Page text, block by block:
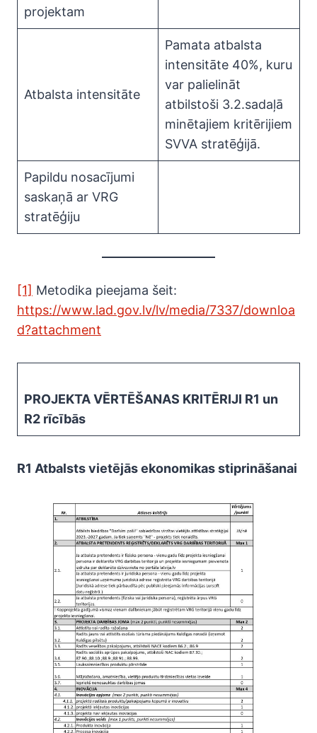
projektam
Atbalsta intensitāte
Pamata atbalsta
intensitāte 40%, kuru
var palielināt
atbilstoši 3.2.sadaļā
minētajiem kritērijiem
SVVA stratēģijā.
Papildu nosacījumi
saskaņā ar VRG
stratēģiju
[1] Metodika pieejama šeit:
https://www.lad.gov.lv/lv/media/7337/downloa
d?attachment
PROJEKTA VĒRTĒŠANAS KRITĒRIJI R1 un
R2 rīcībās
R1 Atbalsts vietējās ekonomikas stiprināšanai